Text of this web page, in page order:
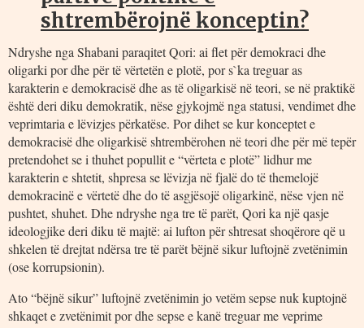
shtrembërojnë konceptin?
Ndryshe nga Shabani paraqitet Qori: ai flet për demokraci dhe
oligarki por dhe për të vërtetën e plotë, por s`ka treguar as
karakterin e demokracisë dhe as të oligarkisë në teori, se në praktikë
është deri diku demokratik, nëse gjykojmë nga statusi, vendimet dhe
veprimtaria e lëvizjes përkatëse. Por dihet se kur konceptet e
demokracisë dhe oligarkisë shtrembërohen në teori dhe për më tepër
pretendohet se i thuhet popullit e “vërteta e plotë” lidhur me
karakterin e shtetit, shpresa se lëvizja në fjalë do të themelojë
demokracinë e vërtetë dhe do të asgjësojë oligarkinë, nëse vjen në
pushtet, shuhet. Dhe ndryshe nga tre të parët, Qori ka një qasje
ideologjike deri diku të majtë: ai lufton për shtresat shoqërore që u
shkelen të drejtat ndërsa tre të parët bëjnë sikur luftojnë zvetënimin
(ose korrupsionin).
Ato “bëjnë sikur” luftojnë zvetënimin jo vetëm sepse nuk kuptojnë
shkaqet e zvetënimit por dhe sepse e kanë treguar me veprime